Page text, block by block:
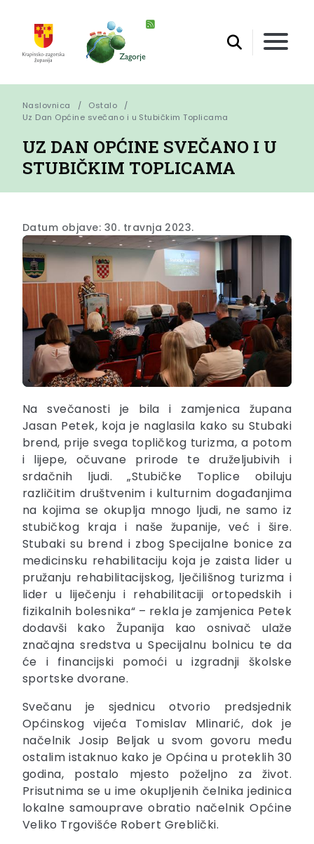
Naslovnica
Ostalo
Uz Dan Općine svečano i u Stubičkim Toplicama
UZ DAN OPĆINE SVEČANO I U
STUBIČKIM TOPLICAMA
Datum objave: 30. travnja 2023.
Na svečanosti je bila i zamjenica župana
Jasan Petek, koja je naglasila kako su Stubaki
brend, prije svega topličkog turizma, a potom
i lijepe, očuvane prirode te druželjubivih i
srdačnih ljudi. „Stubičke Toplice obiluju
različitim društvenim i kulturnim događanjima
na kojima se okuplja mnogo ljudi, ne samo iz
stubičkog kraja i naše županije, već i šire.
Stubaki su brend i zbog Specijalne bonice za
medicinsku rehabilitaciju koja je zaista lider u
pružanju rehabilitacijskog, lječilišnog turizma i
lider u liječenju i rehabilitaciji ortopedskih i
fizikalnih bolesnika“ – rekla je zamjenica Petek
dodavši kako Županija kao osnivač ulaže
značajna sredstva u Specijalnu bolnicu te da
će i financijski pomoći u izgradnji školske
sportske dvorane.
Svečanu je sjednicu otvorio predsjednik
Općinskog vijeća Tomislav Mlinarić, dok je
načelnik Josip Beljak u svom govoru među
ostalim istaknuo kako je Općina u proteklih 30
godina, postalo mjesto poželjno za život.
Prisutnima se u ime okupljenih čelnika jedinica
lokalne samouprave obratio načelnik Općine
Veliko Trgovišće Robert Greblički.